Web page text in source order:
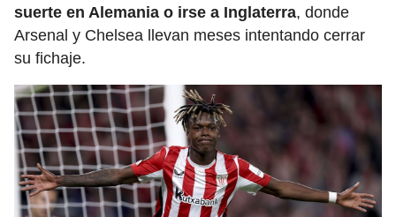
suerte en Alemania o irse a Inglaterra, donde
Arsenal y Chelsea llevan meses intentando cerrar
su fichaje.